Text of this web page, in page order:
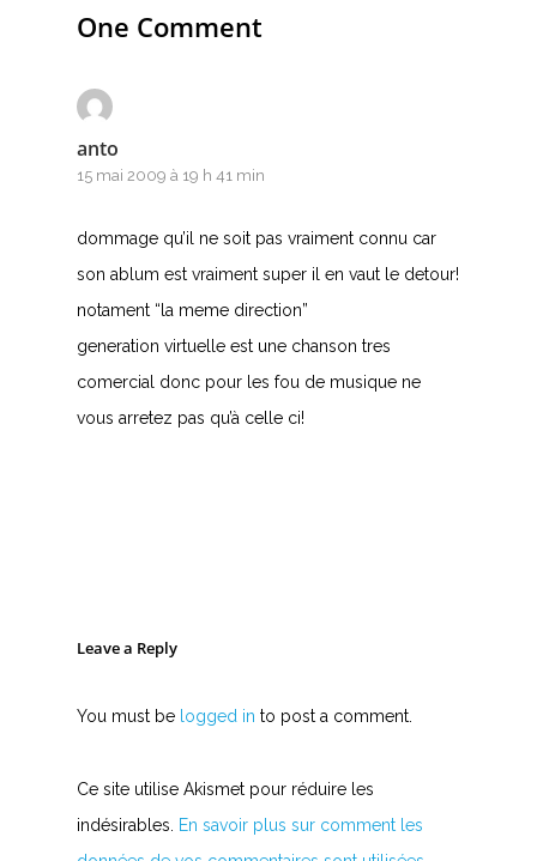
One Comment
anto
15 mai 2009 à 19 h 41 min
dommage qu’il ne soit pas vraiment connu car
son ablum est vraiment super il en vaut le detour!
notament “la meme direction”
generation virtuelle est une chanson tres
comercial donc pour les fou de musique ne
vous arretez pas qu’à celle ci!
Leave a Reply
You must be logged in to post a comment.
Ce site utilise Akismet pour réduire les
indésirables.
En savoir plus sur comment les